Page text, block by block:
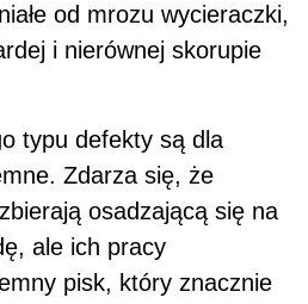
od mrozu wycieraczki,
i nierównej skorupie
typu defekty są dla
Zdarza się, że
osadzającą się na
ale ich pracy
pisk, który znacznie